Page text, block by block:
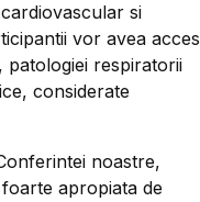
si
vor avea acces
patologiei respiratorii
considerate
noastre,
apropiata de